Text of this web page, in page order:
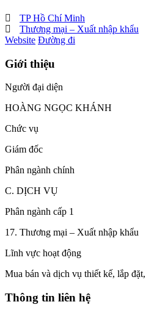
TP Hồ Chí Minh
Thương mại – Xuất nhập khẩu
Website Đường đi
Giới thiệu
Người đại diện
HOÀNG NGỌC KHÁNH
Chức vụ
Giám đốc
Phân ngành chính
C. DỊCH VỤ
Phân ngành cấp 1
17. Thương mại – Xuất nhập khẩu
Lĩnh vực hoạt động
Mua bán và dịch vụ thiết kế, lắp
Thông tin liên hệ